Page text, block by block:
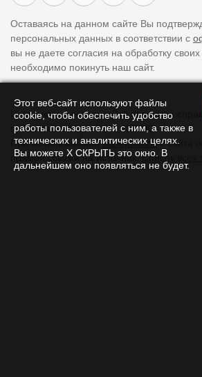
Оставаясь на данном сайте Вы
персональных данных в соответствии с
вы не даете согласия на обработку
необходимо покинуть наш сайт.
Цены указанные на сайте являются
публичной офертой (ст. 437 ГК).
При использованииматериаловс сайта
прямой ссылки на источник.Список всех
Этот веб-сайт используют файлы
cookie, чтобы обеспечить удобство
работы пользователей с ним, а также в
технических и аналитических целях.
Вы можете Х СКРЫТЬ это окно. В
дальнейшем оно появляться не будет.